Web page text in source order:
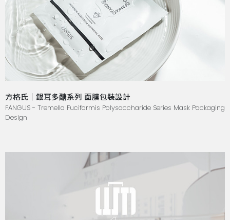
方格氏｜銀耳多醣系列 面膜包裝設計
FANGUS - Tremella Fuciformis Polysaccharide Series Mask Packaging
Design